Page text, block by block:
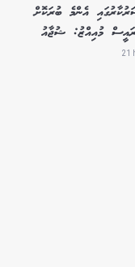
އެންމެ ބުރަކޮށް
މުއިއްޒު: ޝުޖާއު
21